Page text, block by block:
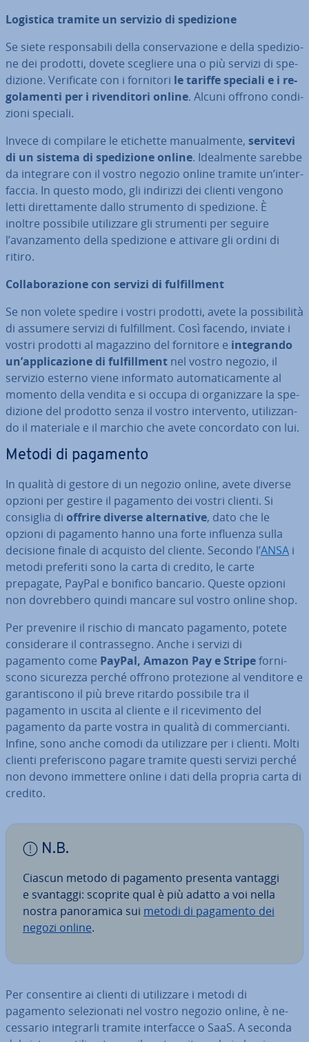
Logistica tramite un servizio di spe­di­zio­ne
Se siete re­spon­sa­bi­li della con­ser­va­zio­ne e della spe­di­zio­
ne dei prodotti, dovete scegliere una o più servizi di spe­
di­zio­ne. Ve­ri­fi­ca­te con i fornitori le tariffe speciali e i re­
go­la­men­ti per i ri­ven­di­to­ri online. Alcuni offrono con­di­
zio­ni speciali.
Invece di compilare le etichette ma­nual­men­te, servitevi
di un sistema di spe­di­zio­ne online. Ideal­men­te sarebbe
da integrare con il vostro negozio online tramite un’in­ter­
fac­cia. In questo modo, gli indirizzi dei clienti vengono
letti di­ret­ta­men­te dallo strumento di spe­di­zio­ne. È
inoltre possibile uti­liz­za­re gli strumenti per seguire
l’avan­za­men­to della spe­di­zio­ne e attivare gli ordini di
ritiro.
Col­la­bo­ra­zio­ne con servizi di ful­fill­ment
Se non volete spedire i vostri prodotti, avete la pos­si­bi­li­tà
di assumere servizi di ful­fill­ment. Così facendo, inviate i
vostri prodotti al magazzino del fornitore e in­te­gran­do
un’ap­pli­ca­zio­ne di ful­fill­ment nel vostro negozio, il
servizio esterno viene informato au­to­ma­ti­ca­men­te al
momento della vendita e si occupa di or­ga­niz­za­re la spe­
di­zio­ne del prodotto senza il vostro in­ter­ven­to, uti­liz­zan­
do il materiale e il marchio che avete con­cor­da­to con lui.
Metodi di pagamento
In qualità di gestore di un negozio online, avete diverse
opzioni per gestire il pagamento dei vostri clienti. Si
consiglia di offrire diverse al­ter­na­ti­ve, dato che le
opzioni di pagamento hanno una forte influenza sulla
decisione finale di acquisto del cliente. Secondo l’ANSA i
metodi preferiti sono la carta di credito, le carte
prepagate, PayPal e bonifico bancario. Queste opzioni
non do­vreb­be­ro quindi mancare sul vostro online shop.
Per prevenire il rischio di mancato pagamento, potete
con­si­de­ra­re il con­tras­se­gno. Anche i servizi di
pagamento come PayPal, Amazon Pay e Stripefor­ni­
sco­no sicurezza perché offrono pro­te­zio­ne al venditore e
ga­ran­ti­sco­no il più breve ritardo possibile tra il
pagamento in uscita al cliente e il ri­ce­vi­men­to del
pagamento da parte vostra in qualità di com­mer­cian­ti.
Infine, sono anche comodi da uti­liz­za­re per i clienti. Molti
clienti pre­fe­ri­sco­no pagare tramite questi servizi perché
non devono immettere online i dati della propria carta di
credito.
N.B.
Ciascun metodo di pagamento presenta vantaggi
e svantaggi: scoprite qual è più adatto a voi nella
nostra pa­no­ra­mi­ca sui metodi di pagamento dei
negozi online.
Per con­sen­ti­re ai clienti di uti­liz­za­re i metodi di
pagamento se­le­zio­na­ti nel vostro negozio online, è ne­
ces­sa­rio in­te­grar­li tramite in­ter­fac­ce o SaaS. A seconda